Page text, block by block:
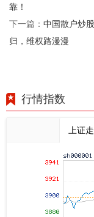
靠！
下一篇： 中国散户炒
归，维权路漫漫
行情指数
上证